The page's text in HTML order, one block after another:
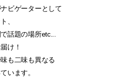
ビゲーターとして
、
話題の場所etc...
け！
も二味も異なる
います。